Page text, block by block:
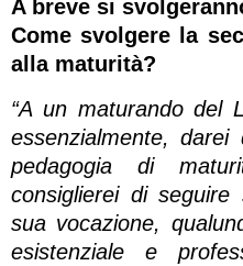
A breve si
Come svolgere la
alla maturità?
“A un maturando del
essenzialmente,
pedagogia di
consiglierei di
sua vocazione,
esistenziale e